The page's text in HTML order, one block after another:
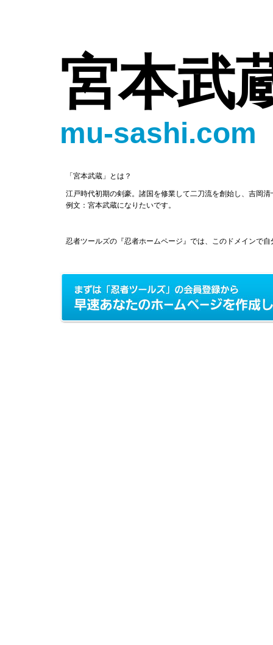
宮本武
mu-sashi.com
「宮本武蔵」とは？
江戸時代初期の剣豪。諸国を修業して二刀流を創始し、吉岡
例文：宮本武蔵になりたいです。
忍者ツールズの『忍者ホームページ』では、このドメインで